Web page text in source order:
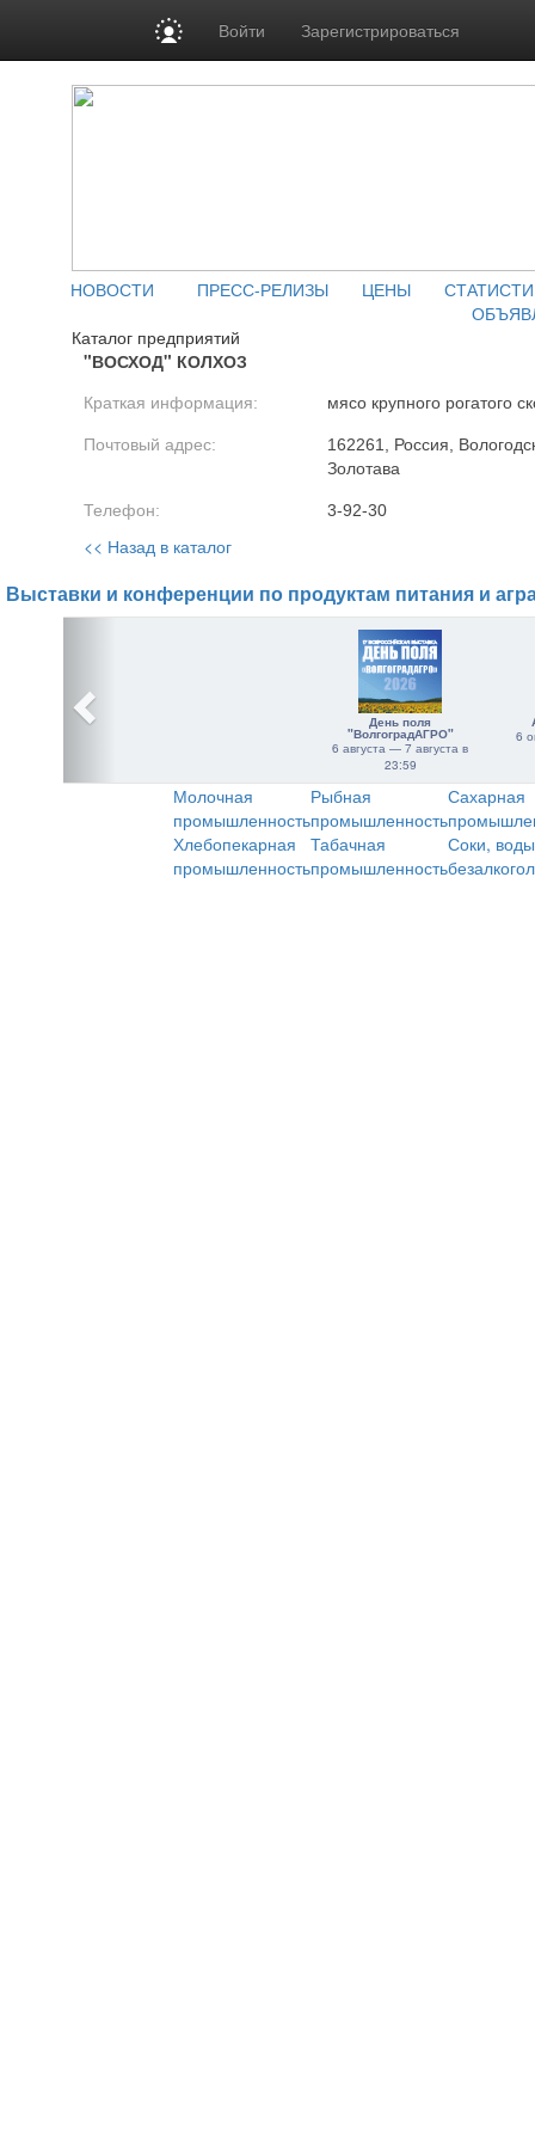
Войти Зарегистрироваться
НОВОСТИ ПРЕСС-РЕЛИЗЫ ЦЕНЫ
Каталог предприятий
"ВОСХОД" КОЛХОЗ
Краткая информация: мясо крупного рогатого
Почтовый адрес:
162261, Россия,
Золотава
Телефон: 3-92-30
<< Назад в каталог
Выставки и конференции по продуктам питания и
День поля
"ВолгоградАГРО"
6 августа — 7 августа в
23:59
6
Молочная
промышленность
Рыбная
промышленность
Сахарная
Хлебопекарная
промышленность
Табачная
промышленность
Соки,